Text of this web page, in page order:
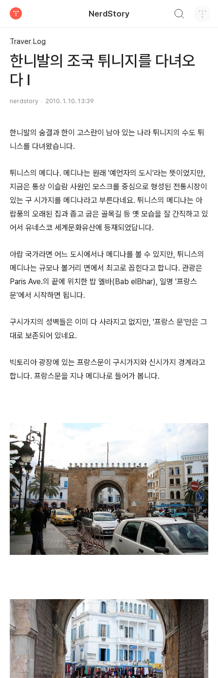
NerdStory
Traver Log
한니발의 조국 튀니지를 다녀오
다 I
nerdstory 2010. 1. 10. 13:39
한니발의 숨결과 한이 고스란이 남아 있는 나라 튀니지의 수도 튀
니스를 다녀왔습니다.
튀니스의 메디나. 메디나는 원래 '예언자의 도시'라는 뜻이었지만,
지금은 통상 이슬람 사원인 모스크를 중심으로 형성된 전통시장이
있는 구 시가지를 메디나라고 부른다네요. 튀니스의 메디나는 아
랍풍의 오래된 집과 좁고 굽은 골목길 등 옛 모습을 잘 간직하고 있
어서 유네스코 세계문화유산에 등재되었답니다.
아랍 국가라면 어느 도시에서나 메디나를 볼 수 있지만, 튀니스의
메디나는 규모나 볼거리 면에서 최고로 꼽힌다고 합니다. 관광은
Paris Ave.의 끝에 위치한 밥 엘바(Bab elBhar), 일명 '프랑스
문'에서 시작하면 됩니다.
구시가지의 성벽들은 이미 다 사라지고 없지만, '프랑스 문'만은 그
대로 보존되어 있네요.
빅토리아 광장에 있는 프랑스문이 구시가지와 신시가지 경계라고
합니다. 프랑스문을 지나 메디나로 들어가 봅니다.